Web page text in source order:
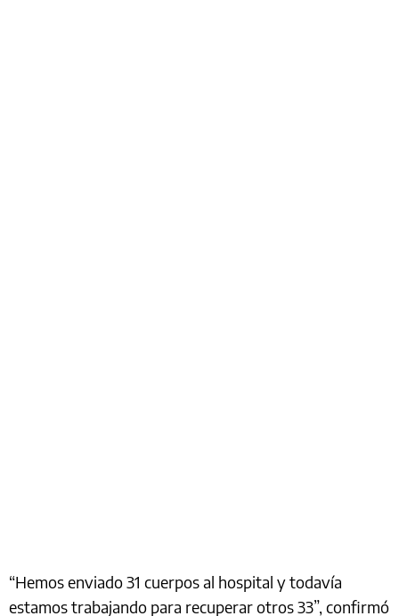
“Hemos enviado 31 cuerpos al hospital y todavía
estamos trabajando para recuperar otros 33”, confirmó